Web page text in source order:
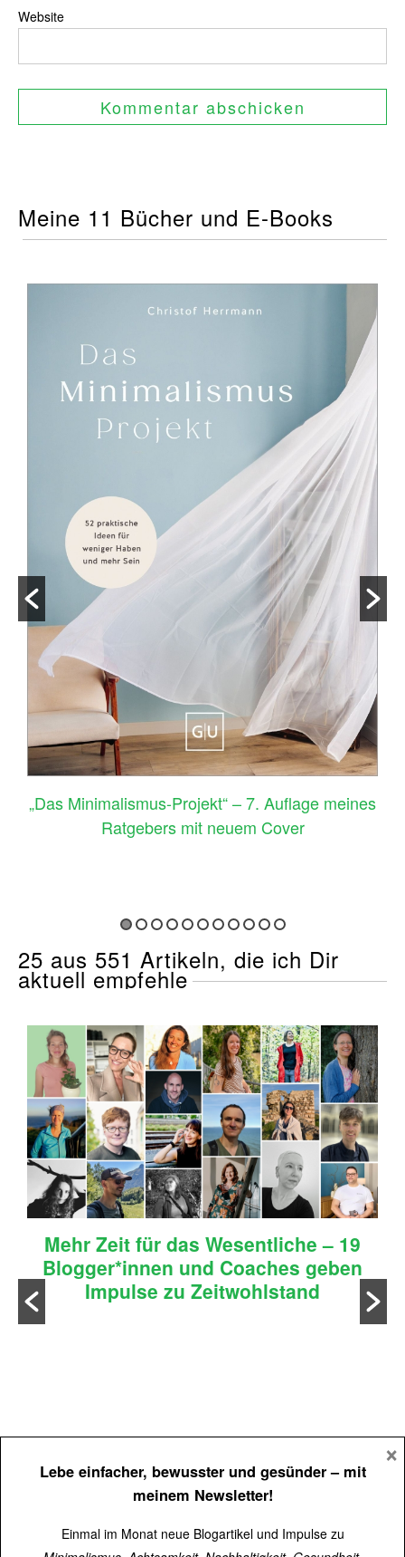
Website
Meine 11 Bücher und E-Books
„Das Minimalismus-Projekt“ – 7. Auflage meines
Ratgebers mit neuem Cover
25 aus 551 Artikeln, die ich Dir
aktuell empfehle
Mehr Zeit für das Wesentliche – 19
Blogger*innen und Coaches geben
Impulse zu Zeitwohlstand
Lebe einfacher, bewusster und gesünder– mit
meinem Newsletter!
Einmal im Monat neue Blogartikel und Impulse zu
×